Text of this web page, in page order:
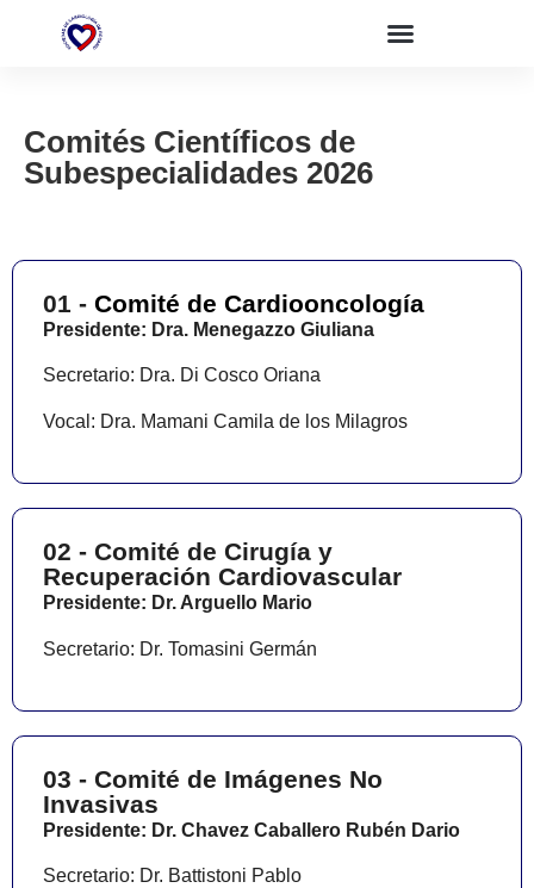
Comités Científicos de
Subespecialidades 2026
01 - Comité de Cardiooncología
Presidente: Dra. Menegazzo Giuliana
Secretario: Dra. Di Cosco Oriana
Vocal: Dra. Mamani Camila de los Milagros
02 - Comité de Cirugía y
Recuperación Cardiovascular
Presidente: Dr. Arguello Mario
Secretario: Dr. Tomasini Germán
03 - Comité de Imágenes No
Invasivas
Presidente: Dr. Chavez Caballero Rubén Dario
Secretario: Dr. Battistoni Pablo